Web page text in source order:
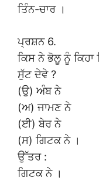
ਤਿੰਨ-ਚਾਰ ।
ਪ੍ਰਸ਼ਨ 6.
ਕਿਸ ਨੇ ਭੋਲੂ ਨੂੰ
ਸੁੱਟ ਦੇਵੇ ?
(ਉ) ਅੰਬ ਨੇ
(ਅ) ਜਾਮਣ ਨੇ
(ਈ) ਬੇਰ ਨੇ
(ਸ) ਗਿਟਕ ਨੇ ।
ਉੱਤਰ :
ਗਿਟਕ ਨੇ ।